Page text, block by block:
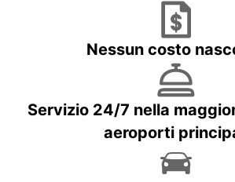
Nessun costo
Servizio 24/7 nella
aeroporti